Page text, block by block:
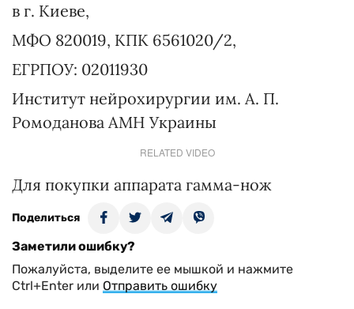
в г. Киеве,
МФО 820019, КПК 6561020/2,
ЕГРПОУ: 02011930
Институт нейрохирургии им. А. П.
Ромоданова АМН Украины
RELATED VIDEO
Для покупки аппарата гамма-нож
Поделиться
Заметили ошибку?
Пожалуйста, выделите ее мышкой и нажмите
Ctrl+Enter или Отправить ошибку